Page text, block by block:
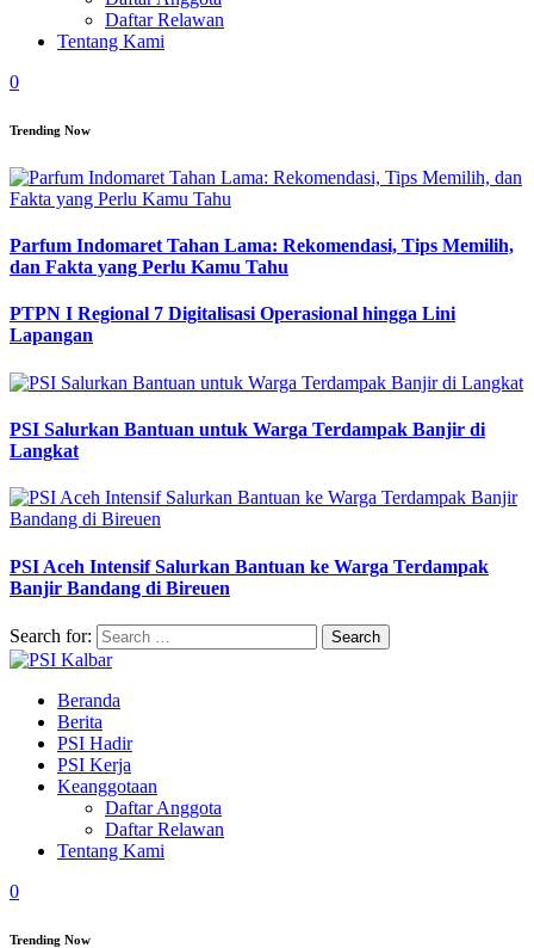
Daftar Relawan
Tentang Kami
0
Trending Now
Parfum Indomaret Tahan Lama: Rekomendasi, Tips Memilih,
dan Fakta yang Perlu Kamu Tahu
PTPN I Regional 7 Digitalisasi Operasional hingga Lini
Lapangan
PSI Salurkan Bantuan untuk Warga Terdampak Banjir di
Langkat
PSI Aceh Intensif Salurkan Bantuan ke Warga Terdampak
Banjir Bandang di Bireuen
Search for:
Beranda
Berita
PSI Hadir
PSI Kerja
Keanggotaan
Daftar Anggota
Daftar Relawan
Tentang Kami
0
Trending Now